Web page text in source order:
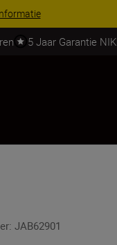
5 Jaar Garantie
:JAB62901